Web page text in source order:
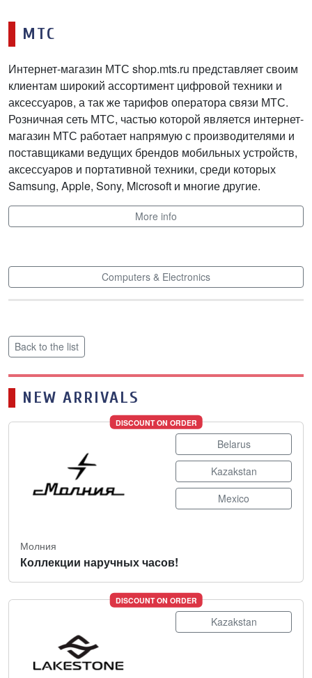
МТС
Интернет-магазин МТС shop.mts.ru представляет своим
клиентам широкий ассортимент цифровой техники и
аксессуаров, а так же тарифов оператора связи МТС.
Розничная сеть МТС, частью которой является интернет-
магазин МТС работает напрямую с производителями и
поставщиками ведущих брендов мобильных устройств,
аксессуаров и портативной техники, среди которых
Samsung, Apple, Sony, Microsoft и многие другие.
More info
Computers & Electronics
Back to the list
NEW ARRIVALS
DISCOUNT ON ORDER
Belarus
Kazakstan
Mexico
Молния
Коллекции наручных часов!
DISCOUNT ON ORDER
Kazakstan